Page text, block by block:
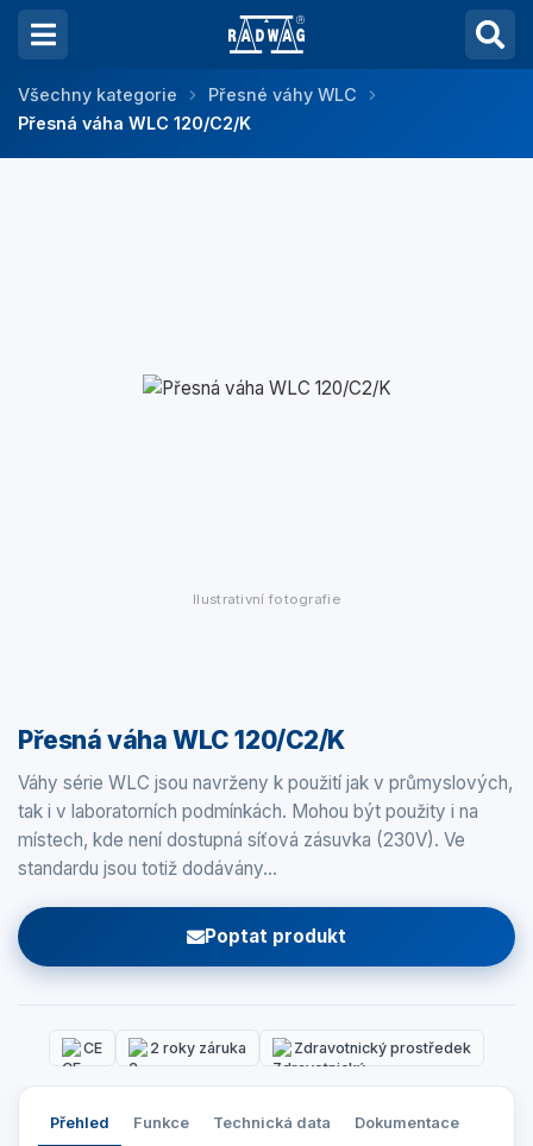
Všechny kategorie
Přesné váhy WLC
Přesná váha WLC 120/C2/K
Ilustrativní fotografie
Přesná váha WLC 120/C2/K
Váhy série WLC jsou navrženy k použití jak v průmyslových,
tak i v laboratorních podmínkách. Mohou být použity i na
místech, kde není dostupná síťová zásuvka (230V). Ve
standardu jsou totiž dodávány…
Poptat produkt
CE 2 roky záruka Zdravotnický prostředek
Přehled Funkce Technická data Dokumentace